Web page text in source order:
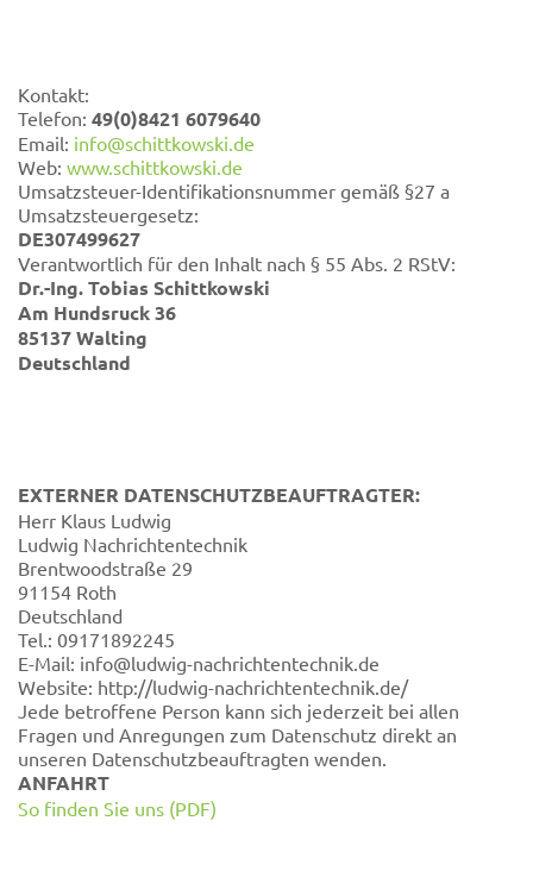
Kontakt:
Telefon: 49(0)8421 6079640
Email: info@schittkowski.de
Web: www.schittkowski.de
Umsatzsteuer-Identifikationsnummer gemäß §27 a
Umsatzsteuergesetz:
DE307499627
Verantwortlich für den Inhalt nach § 55 Abs. 2 RStV:
Dr.-Ing. Tobias Schittkowski
Am Hundsruck 36
85137 Walting
Deutschland
EXTERNER DATENSCHUTZBEAUFTRAGTER:
Herr Klaus Ludwig
Ludwig Nachrichtentechnik
Brentwoodstraße 29
91154 Roth
Deutschland
Tel.: 09171892245
E-Mail: info@ludwig-nachrichtentechnik.de
Website: http://ludwig-nachrichtentechnik.de/
Jede betroffene Person kann sich jederzeit bei allen
Fragen und Anregungen zum Datenschutz direkt an
unseren Datenschutzbeauftragten wenden.
ANFAHRT
So finden Sie uns (PDF)